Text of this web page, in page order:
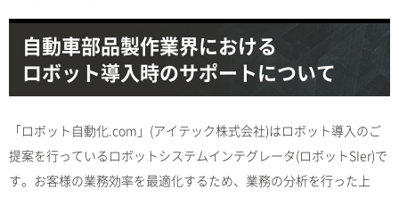
自動車部品製作業界における
ロボット導入時のサポートについて
「ロボット自動化.com」(アイテック株式会社)はロボット導入のご
提案を行っているロボットシステムインテグレータ(ロボットSIer)で
す。お客様の業務効率を最適化するため、業務の分析を行った上